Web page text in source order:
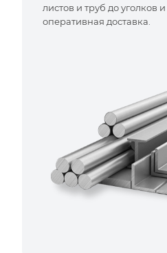
листов и труб до уголков
оперативная доставка.